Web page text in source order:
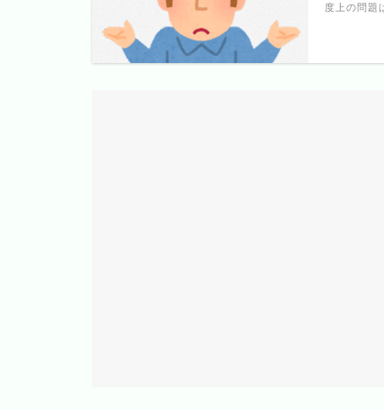
度上の問題